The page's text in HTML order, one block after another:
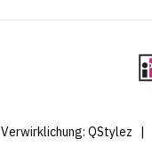
Verwirklichung: QStylez